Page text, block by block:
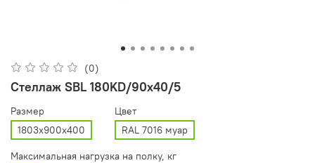
(0)
Стеллаж SBL 180KD/90x40/5
Размер
1803x900x400
Цвет
RAL 7016 муар
Максимальная нагрузка на полку, кг